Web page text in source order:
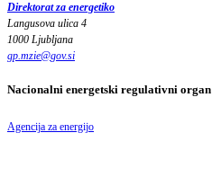
Direktorat za energetiko
Langusova ulica 4
1000 Ljubljana
gp.mzie@gov.si
Nacionalni energetski regulativni organ
Agencija za energijo